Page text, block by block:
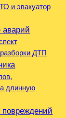
и эвакуатор
аварий
ДТП
длинную
повреждений